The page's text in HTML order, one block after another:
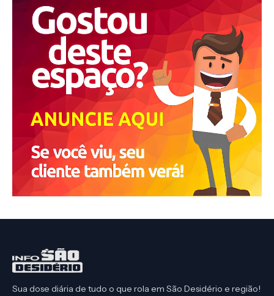
Sua dose diária de tudo o que rola em São Desidério e região!